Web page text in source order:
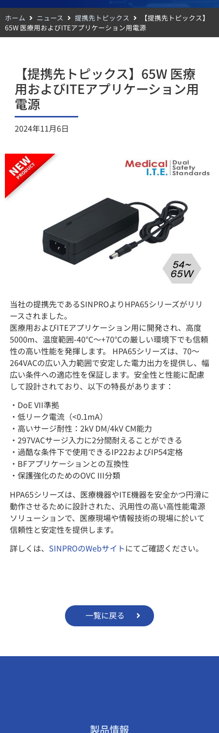
ホーム ニュース 提携先トピックス
【提携先トピックス】
65W 医療用およびITEアプリケーション用電源
【提携先トピックス】65W 医療
用およびITEアプリケーション用
電源
2024年11月6日
当社の提携先であるSINPROよりHPA65シリーズがリリ
ースされました。
医療用およびITEアプリケーション用に開発され、高度
5000m、温度範囲-40℃～+70℃の厳しい環境下でも信頼
性の高い性能を発揮します。 HPA65シリーズは、70～
264VACの広い入力範囲で安定した電力出力を提供し、幅
広い条件への適応性を保証します。安全性と性能に配慮
して設計されており、以下の特長があります：
・DoE VII準拠
・低リーク電流（<0.1mA）
・高いサージ耐性：2kV DM/4kV CM能力
・297VACサージ入力に2分間耐えることができる
・過酷な条件下で使用できるIP22およびIP54定格
・BFアプリケーションとの互換性
・保護強化のためのOVC III分類
HPA65シリーズは、医療機器やITE機器を安全かつ円滑に
動作させるために設計された、汎用性の高い高性能電源
ソリューションで、医療現場や情報技術の現場に於いて
信頼性と安定性を提供します。
詳しくは、 SINPROのWebサイトにてご確認ください。
一覧に戻る
製品情報